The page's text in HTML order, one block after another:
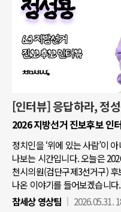
[인터뷰] 응답하라, 정
2026 지방선거 진보후보 인
정치인을 ‘위에 있는 사람’이
나보는 시간입니다. 오늘은
천시의원(검단구제3선거구)
나온 이야기를 들어보겠습니다.
참세상 영상팀
2026.05.31.